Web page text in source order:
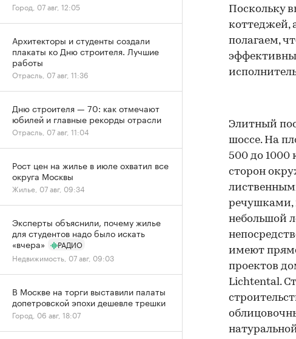
Поскольку
коттеджей,
полагаем,
Элитный
шоссе. На
500 до 1000
сторон
речушками,
небольшой
имеют
проектов
Lichtental.
Город, 07 авг, 12:05
Архитекторы и студенты создали
плакаты ко Дню строителя. Лучшие
работы
Отрасль, 07 авг, 11:36
Дню строителя — 70: как отмечают
юбилей и главные рекорды отрасли
Отрасль, 07 авг, 11:04
Рост цен на жилье в июле охватил все
округа Москвы
Жилье, 07 авг, 09:34
Эксперты объяснили, почему жилье
для студентов надо было искать
«вчера»
РАДИО
Недвижимость, 07 авг, 09:03
В Москве на торги выставили палаты
допетровской эпохи дешевле трешки
Город, 06 авг, 18:07